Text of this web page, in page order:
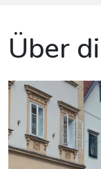
Über